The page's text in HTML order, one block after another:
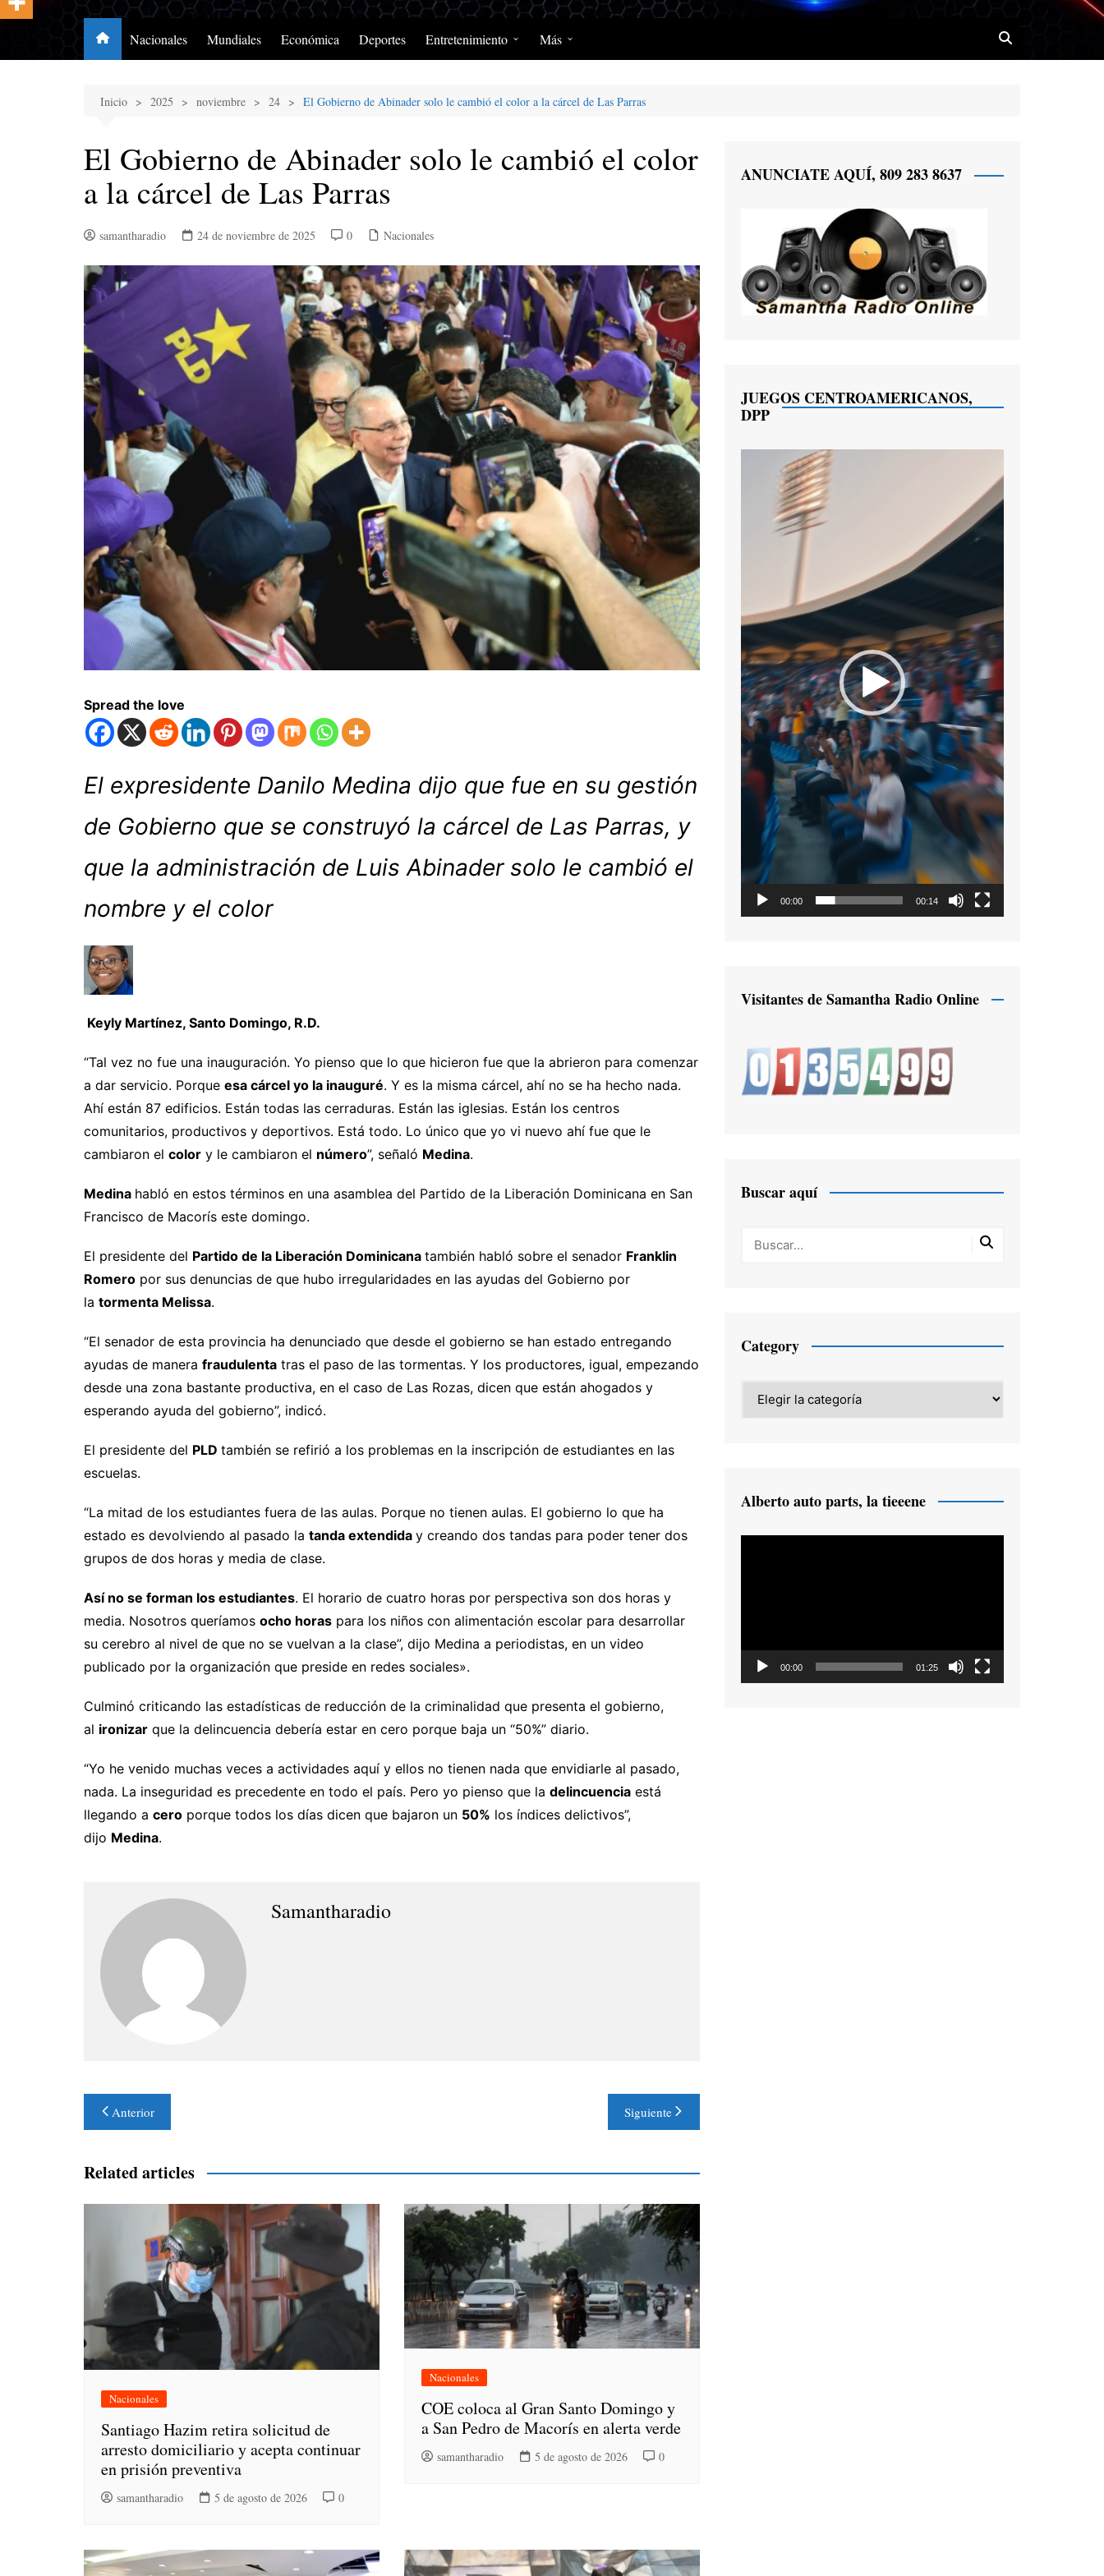
Nacionales Mundiales Económica Deportes Entretenimiento
MerengClásicos
Podcast y Programas de Radio
Más
Inicio 2025 noviembre 24 El Gobierno de Abinader solo le cambió el color a la cárcel de Las Parras
El Gobierno de Abinader solo le cambió el color
a la cárcel de Las Parras
samantharadio 24 de noviembre de 2025 0 Nacionales
Spread the love
El expresidente Danilo Medina dijo que fue en su gestión
de Gobierno que se construyó la cárcel de Las Parras, y
que la administración de Luis Abinader solo le cambió el
nombre y el color
Keyly Martínez, Santo Domingo, R.D.
“Tal vez no fue una inauguración. Yo pienso que lo que hicieron fue que la abrieron para comenzar
a dar servicio. Porque esa cárcel yo la inauguré. Y es la misma cárcel, ahí no se ha hecho nada.
Ahí están 87 edificios. Están todas las cerraduras. Están las iglesias. Están los centros
comunitarios, productivos y deportivos. Está todo. Lo único que yo vi nuevo ahí fue que le
cambiaron el color y le cambiaron el número”, señaló Medina.
Medina habló en estos términos en una asamblea del Partido de la Liberación Dominicana en San
Francisco de Macorís este domingo.
El presidente del Partido de la Liberación Dominicana también habló sobre el senador Franklin
Romero por sus denuncias de que hubo irregularidades en las ayudas del Gobierno por
la tormenta Melissa.
“El senador de esta provincia ha denunciado que desde el gobierno se han estado entregando
ayudas de manera fraudulenta tras el paso de las tormentas. Y los productores, igual, empezando
desde una zona bastante productiva, en el caso de Las Rozas, dicen que están ahogados y
esperando ayuda del gobierno”, indicó.
El presidente del PLD también se refirió a los problemas en la inscripción de estudiantes en las
escuelas.
“La mitad de los estudiantes fuera de las aulas. Porque no tienen aulas. El gobierno lo que ha
estado es devolviendo al pasado la tanda extendida y creando dos tandas para poder tener dos
grupos de dos horas y media de clase.
Así no se forman los estudiantes. El horario de cuatro horas por perspectiva son dos horas y
media. Nosotros queríamos ocho horas para los niños con alimentación escolar para desarrollar
su cerebro al nivel de que no se vuelvan a la clase”, dijo Medina a periodistas, en un video
publicado por la organización que preside en redes sociales».
Culminó criticando las estadísticas de reducción de la criminalidad que presenta el gobierno,
al ironizar que la delincuencia debería estar en cero porque baja un “50%” diario.
“Yo he venido muchas veces a actividades aquí y ellos no tienen nada que envidiarle al pasado,
nada. La inseguridad es precedente en todo el país. Pero yo pienso que la delincuencia está
llegando a cero porque todos los días dicen que bajaron un 50% los índices delictivos”,
dijo Medina.
Samantharadio
Navegación
de
entradas
Anterior Siguiente
Related articles
Nacionales
Santiago Hazim retira solicitud de
arresto domiciliario y acepta continuar
en prisión preventiva
samantharadio 5 de agosto de 2026 0
Nacionales
COE coloca al Gran Santo Domingo y
a San Pedro de Macorís en alerta verde
samantharadio 5 de agosto de 2026 0
ANUNCIATE AQUÍ, 809 283 8637
JUEGOS CENTROAMERICANOS,
DPP
Reproductor
00:00 00:14
Visitantes de Samantha Radio Online
Buscar aquí
Category
Alberto auto parts, la tieeene
00:00 01:25